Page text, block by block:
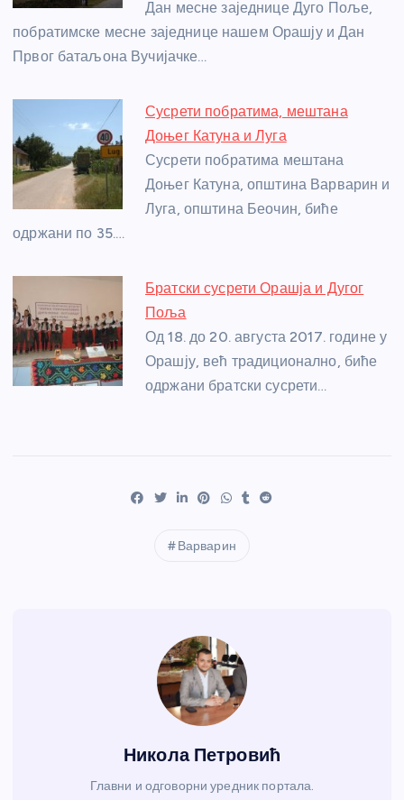
k
Дан месне заједнице Дуго Поље,
побратимске месне заједнице нашем Орашју и Дан
Првог батаљона Вучијачке…
Сусрети побратима, мештана
Доњег Катуна и Луга
Сусрети побратима мештана
Доњег Катуна, општина Варварин и
Луга, општина Беочин, биће
одржани по 35.…
Братски сусрети Орашја и Дугог
Поља
Од 18. до 20. августа 2017. године у
Орашју, већ традиционално, биће
одржани братски сусрети…
Варварин
Никола Петровић
Главни и одговорни уредник портала.